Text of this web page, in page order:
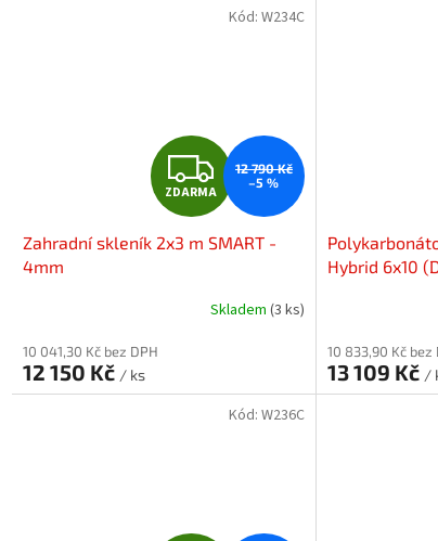
Z
D
A
R
A
ZDARMA
12 790 Kč
–5 %
Zahradní skleník 2x3 m SMART -
4mm
Skladem (3 ks)
10 041,30 Kč bez DPH
12 150 Kč / ks
Kód: W234C
Hybrid 6x10
10 833,90 Kč bez
13 109 Kč /
Kód: W236C